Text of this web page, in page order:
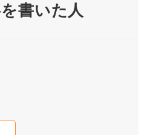
書いた人